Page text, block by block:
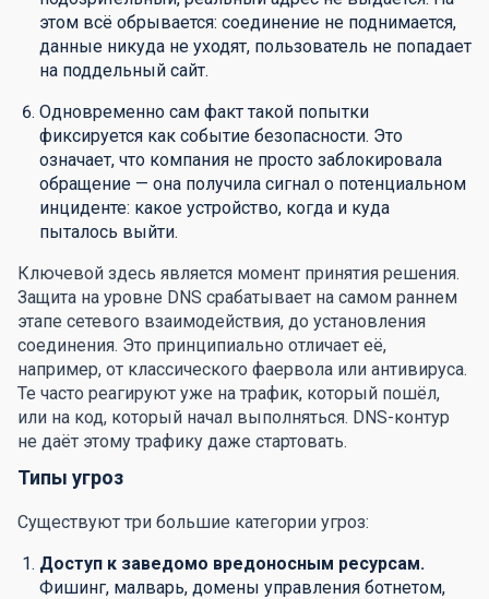
этом всё обрывается: соединение не поднимается,
данные никуда не уходят, пользователь не попадает
на поддельный сайт.
Одновременно сам факт такой попытки
фиксируется как событие безопасности. Это
означает, что компания не просто заблокировала
обращение — она получила сигнал о потенциальном
инциденте: какое устройство, когда и куда
пыталось выйти.
Ключевой здесь является момент принятия решения.
Защита на уровне DNS срабатывает на самом раннем
этапе сетевого взаимодействия, до установления
соединения. Это принципиально отличает её,
например, от классического фаервола или антивируса.
Те часто реагируют уже на трафик, который пошёл,
или на код, который начал выполняться. DNS-контур
не даёт этому трафику даже стартовать.
Типы угроз
Существуют три большие категории угроз:
Доступ к заведомо вредоносным ресурсам.
Фишинг, малварь, домены управления ботнетом,